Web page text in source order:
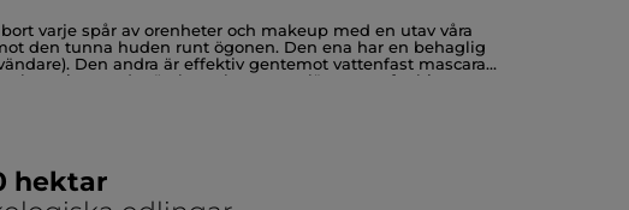
varje spår av orenheter och makeup med en utav våra
den tunna huden runt ögonen. Den ena har en behaglig
Den andra är effektiv gentemot vattenfast mascara
i en enda rörelse och utan att lämna en fet hinna.
lätt ovanpå ögonen för att bli av med sminket. Avsluta
smink i ansiktet så rekommenderar vi i en ordentlig
hektar